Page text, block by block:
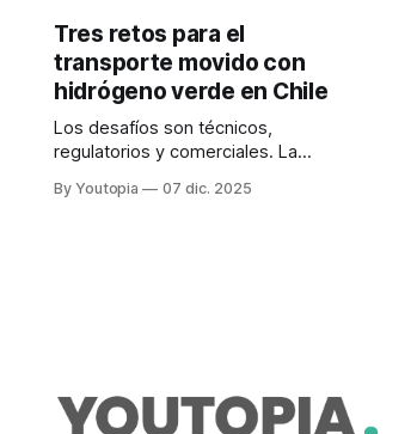
Tres retos para el
transporte movido con
hidrógeno verde en Chile
Los desafíos son técnicos,
regulatorios y comerciales. La
demanda consolidada ni la
By Youtopia 07 dic. 2025